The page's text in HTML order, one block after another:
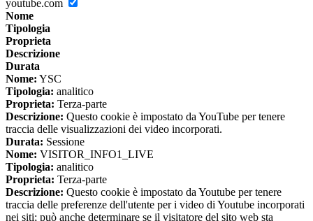
youtube.com
Nome
Tipologia
Proprieta
Descrizione
Durata
Nome: YSC
Tipologia: analitico
Proprieta: Terza-parte
Descrizione: Questo cookie è impostato da YouTube per tenere
traccia delle visualizzazioni dei video incorporati.
Durata: Sessione
Nome: VISITOR_INFO1_LIVE
Tipologia: analitico
Proprieta: Terza-parte
Descrizione: Questo cookie è impostato da Youtube per tenere
traccia delle preferenze dell'utente per i video di Youtube incorporati
nei siti; può anche determinare se il visitatore del sito web sta